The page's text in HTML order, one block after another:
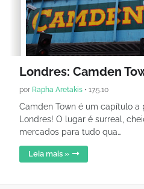
Londres: Camden
por Rapha Aretakis • 17.5.10
Camden Town é um capítulo a
Londres! O lugar é surreal,
mercados para tudo qua…
Leia mais »